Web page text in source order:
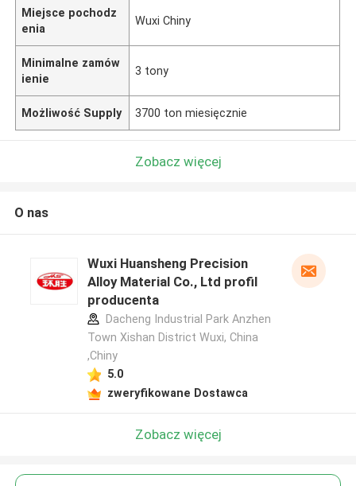
Miejsce pochodz
enia
Wuxi Chiny
Minimalne zamów
ienie
3 tony
Możliwość Supply 3700 ton miesięcznie
Zobacz więcej
O nas
Wuxi Huansheng Precision
Alloy Material Co., Ltd profil
producenta
Dacheng Industrial Park Anzhen
Town Xishan District Wuxi, China
,Chiny
5.0
zweryfikowane Dostawca
Zobacz więcej